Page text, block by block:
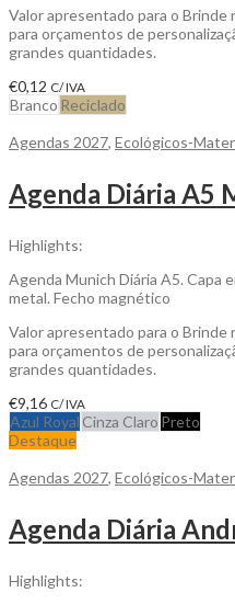
Valor apresentado para o
para orçamentos de
grandes quantidades.
€0,12 C/ IVA
Branco Reciclado
Agendas 2027, Ecológicos-
Highlights:
Agenda Munich Diária A5. Capa
metal. Fecho magnético
Valor apresentado para o
para orçamentos de
grandes quantidades.
€9,16 C/ IVA
Azul Royal Cinza Claro Preto
Destaque
Agendas 2027, Ecológicos-
Highlights: